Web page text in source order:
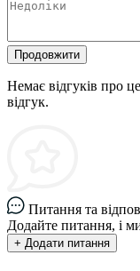
Продовжити
Немає відгуків про
відгук.
Питання та
Додайте питання, і
+ Додати питання